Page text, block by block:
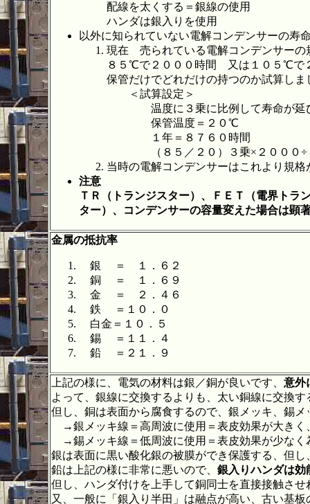
配線を太くする＝銀線の使用
ハンダは銀入りを使用
以外に知られていない電解コンデンサーの寿
現在 売られている電解コンデンサーの
８５℃で２０００時間 又は１０５℃で
保管だけでどれだけの持つのか試算しま
＜試算設定＞
温度に３乗に比例して寿命が延び
保管温度＝２０℃
１年＝８７６０時間
（８５／２０）３乗×２０００÷
当時の電解コンデンサーはこれより規格
注意
ＴＲ（トランジスター）、ＦＥＴ（電界ト
ター）、コンデンサーの容量変えた場合は顕
金属の抵抗率
銀 ＝ １．６２
銅 ＝ １．６９
金 ＝ ２．４６
鉄 ＝１０．０
白金＝１０．５
錫 ＝１１．４
鉛 ＝２１．９
上記の様に、電気の材料は銀／銅が良いです、 意外
よって、銀線に交換するよりも、太い銅線に交換す
但し、銅は表面から腐食するので、銀メッキ、錫メ
→銀メッキ線＝高周波に使用＝表皮効果が大きく
→錫メッキ線＝低周波に使用＝表皮効果が少なく
銀は表面に黒い酸化銀の被膜ができ保護する、但
鉛は上記の様に非常に悪いので、 銀入りハンダは効
但し、ハンダ付けを上手して銅同士を直接接触さ
又、一般に「銀入り半田」は融点が高い、古い基